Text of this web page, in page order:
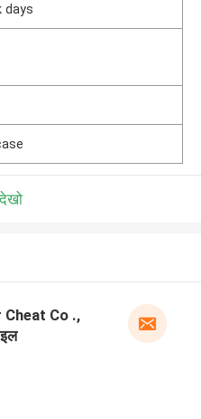
days
Cheat Co .,